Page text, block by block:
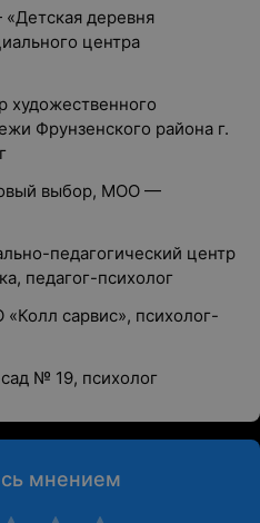
деревня
центра
художественного
Фрунзенского района г.
выбор, МОО —
педагогический центр
педагог-психолог
сарвис», психолог-
№ 19, психолог
мнением